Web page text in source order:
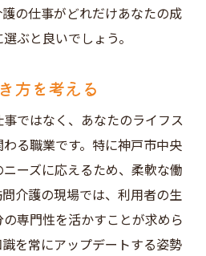
の仕事がどれだけあなたの成
ぶと良いでしょう。
方を考える
ではなく、あなたのライフス
る職業です。特に神戸市中央
ーズに応えるため、柔軟な働
介護の現場では、利用者の生
専門性を活かすことが求めら
を常にアップデートする姿勢